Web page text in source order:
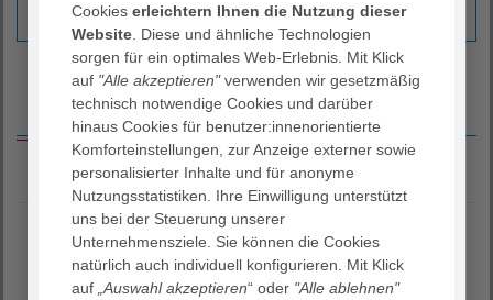
Mehr erfahren...
Feedback unserer Patienten
„Sehr gute Zusammenarbeit der einzelnen
Stationen und Abteilungen untereinander!“
Cookieserleichtern Ihnen die Nutzung dieser
Website . Diese und ähnliche Technologien
sorgen für ein optimales Web-Erlebnis. Mit Klick
auf "Alle akzeptieren"verwenden wir gesetzmäßig
technisch notwendige Cookies und darüber
hinaus Cookies für benutzer:innenorientierte
Komforteinstellungen, zur Anzeige externer sowie
personalisierter Inhalte und für anonyme
Nutzungsstatistiken. Ihre Einwilligung unterstützt
uns bei der Steuerung unserer
Unternehmensziele. Sie können die Cookies
natürlich auch individuell konfigurieren. Mit Klick
auf „Auswahl akzeptieren“ oder "Alle ablehnen"